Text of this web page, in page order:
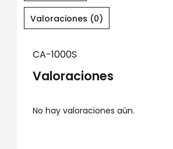
Valoraciones (0)
CA-1000S
Valoraciones
No hay valoraciones aún.